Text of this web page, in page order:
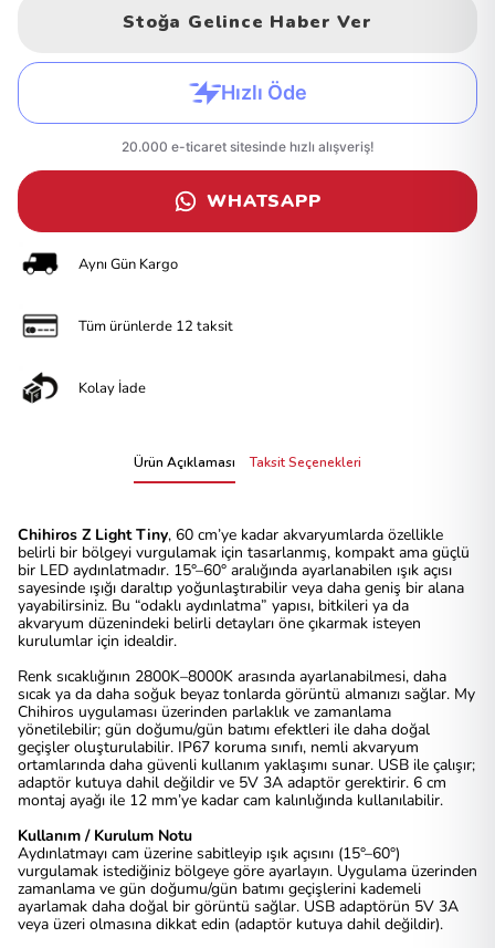
Stoğa Gelince Haber Ver
WHATSAPP
Aynı Gün Kargo
Tüm ürünlerde 12 taksit
Kolay İade
Ürün Açıklaması Taksit Seçenekleri
Chihiros Z Light Tiny, 60 cm’ye kadar akvaryumlarda özellikle
belirli bir bölgeyi vurgulamak için tasarlanmış, kompakt ama güçlü
bir LED aydınlatmadır. 15°–60° aralığında ayarlanabilen ışık açısı
sayesinde ışığı daraltıp yoğunlaştırabilir veya daha geniş bir alana
yayabilirsiniz. Bu “odaklı aydınlatma” yapısı, bitkileri ya da
akvaryum düzenindeki belirli detayları öne çıkarmak isteyen
kurulumlar için idealdir.
Renk sıcaklığının 2800K–8000K arasında ayarlanabilmesi, daha
sıcak ya da daha soğuk beyaz tonlarda görüntü almanızı sağlar. My
Chihiros uygulaması üzerinden parlaklık ve zamanlama
yönetilebilir; gün doğumu/gün batımı efektleri ile daha doğal
geçişler oluşturulabilir. IP67 koruma sınıfı, nemli akvaryum
ortamlarında daha güvenli kullanım yaklaşımı sunar. USB ile çalışır;
adaptör kutuya dahil değildir ve 5V 3A adaptör gerektirir. 6 cm
montaj ayağı ile 12 mm’ye kadar cam kalınlığında kullanılabilir.
Kullanım / Kurulum Notu
Aydınlatmayı cam üzerine sabitleyip ışık açısını (15°–60°)
vurgulamak istediğiniz bölgeye göre ayarlayın. Uygulama üzerinden
zamanlama ve gün doğumu/gün batımı geçişlerini kademeli
ayarlamak daha doğal bir görüntü sağlar. USB adaptörün 5V 3A
veya üzeri olmasına dikkat edin (adaptör kutuya dahil değildir).